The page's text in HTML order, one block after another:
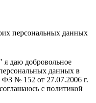
персональных данных
даю добровольное
данных в
ФЗ № 152 от 27.07.2006 г.
с политикой